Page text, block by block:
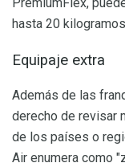
hasta 20
Equipaje extra
Además de las
derecho de revisar
de los países o
Air enumera como